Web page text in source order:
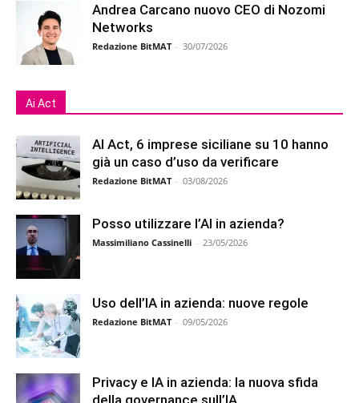
Andrea Carcano nuovo CEO di Nozomi
Networks
Redazione BitMAT - 30/07/2026
Ai Act
AI Act, 6 imprese siciliane su 10 hanno
già un caso d’uso da verificare
Redazione BitMAT - 03/08/2026
Posso utilizzare l’AI in azienda?
Massimiliano Cassinelli - 23/05/2026
Uso dell’IA in azienda: nuove regole
Redazione BitMAT - 09/05/2026
Privacy e IA in azienda: la nuova sfida
della governance sull’IA